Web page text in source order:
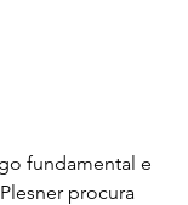
fundamental e
procura